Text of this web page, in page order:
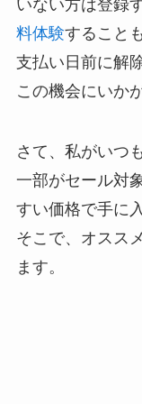
いない方は登録
料体験すること
支払い日前に解
この機会にいか
さて、私がいつ
一部がセール対
すい価格で手に
そこで、オスス
ます。